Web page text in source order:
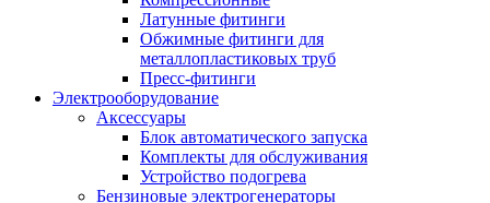
Латунные фитинги
Обжимные фитинги для
металлопластиковых труб
Пресс-фитинги
Электрооборудование
Аксессуары
Блок автоматического запуска
Комплекты для обслуживания
Устройство подогрева
Бензиновые электрогенераторы